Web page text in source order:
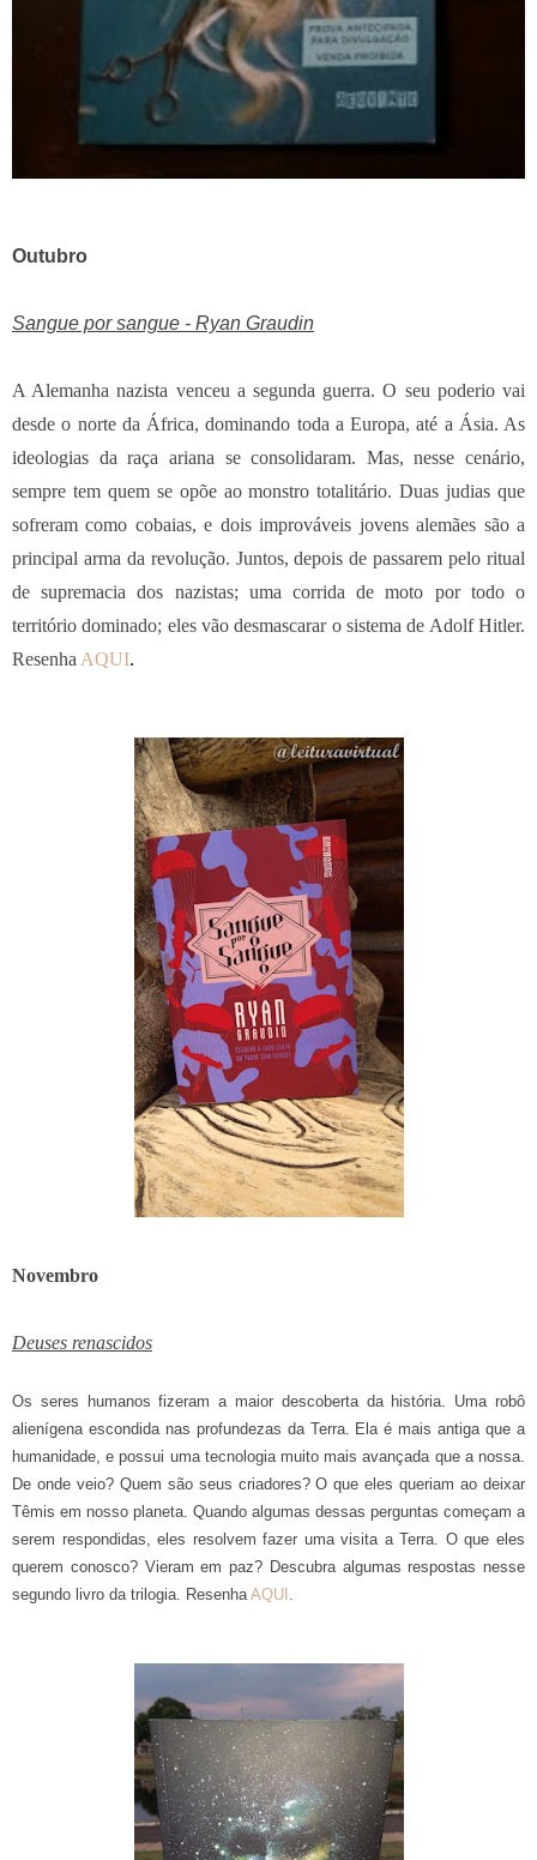
Outubro
Sangue por sangue - Ryan Graudin
A Alemanha nazista venceu a segunda guerra. O seu poderio vai
desde o norte da África, dominando toda a Europa, até a Ásia. As
ideologias da raça ariana se consolidaram. Mas, nesse cenário,
sempre tem quem se opõe ao monstro totalitário. Duas judias que
sofreram como cobaias, e dois improváveis jovens alemães são a
principal arma da revolução. Juntos, depois de passarem pelo ritual
de supremacia dos nazistas; uma corrida de moto por todo o
território dominado; eles vão desmascarar o sistema de Adolf Hitler.
Resenha AQUI.
Novembro
Deuses renascidos
Os seres humanos fizeram a maior descoberta da história. Uma robô
alienígena escondida nas profundezas da Terra. Ela é mais antiga que a
humanidade, e possui uma tecnologia muito mais avançada que a nossa.
De onde veio? Quem são seus criadores? O que eles queriam ao deixar
Têmis em nosso planeta. Quando algumas dessas perguntas começam a
serem respondidas, eles resolvem fazer uma visita a Terra. O que eles
querem conosco? Vieram em paz? Descubra algumas respostas nesse
segundo livro da trilogia. Resenha AQUI